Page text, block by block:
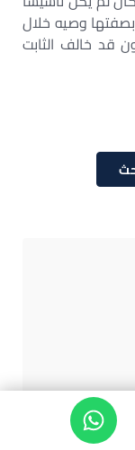
وصيه خلال
قد خالف الثابت